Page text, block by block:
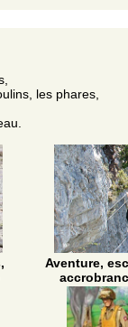
les phares,
Aventure,